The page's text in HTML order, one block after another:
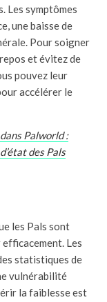
Les symptômes
une baisse de
Pour soigner
et évitez de
pouvez leur
accélérer le
Palworld :
des Pals
les Pals sont
Les
statistiques de
vulnérabilité
la faiblesse est